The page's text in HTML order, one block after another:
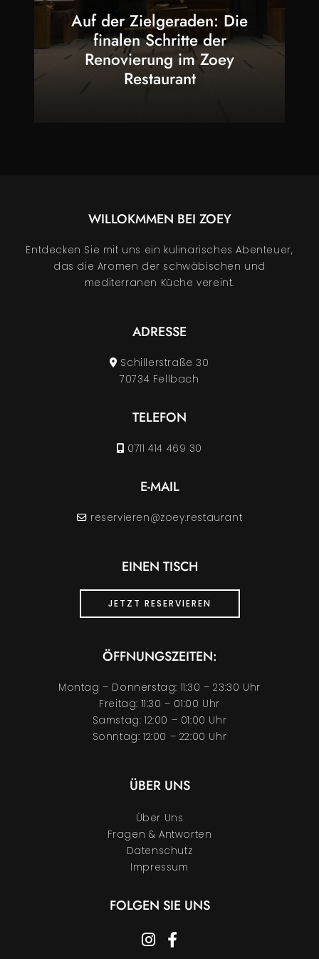
Auf der Zielgeraden: Die
finalen Schritte der
Renovierung im Zoey
Restaurant
WILLOKMMEN BEI ZOEY
Entdecken Sie mit uns ein kulinarisches Abenteuer,
das die Aromen der schwäbischen und
mediterranen Küche vereint.
ADRESSE
Schillerstraße 30
70734 Fellbach
TELEFON
0711 414 469 30
E-MAIL
reservieren@zoey.restaurant
EINEN TISCH
JETZT RESERVIEREN
ÖFFNUNGSZEITEN:
Montag – Donnerstag: 11:30 – 23:30 Uhr
Freitag: 11:30 – 01:00 Uhr
Samstag: 12:00 – 01:00 Uhr
Sonntag: 12:00 – 22:00 Uhr
ÜBER UNS
Über Uns
Fragen & Antworten
Datenschutz
Impressum
FOLGEN SIE UNS
instagram